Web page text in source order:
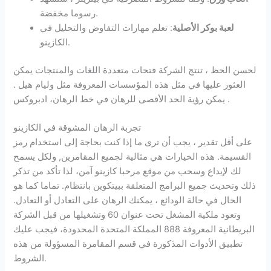
رسوما مخفضة.
لعبة بوكر الأصلية: تعلم مهارات التفاوض والتحليل في
الكازينو.
لحسن الحظ ، تنتج الشركة فتحات متعددة اللغات والمنتجات يمكن
العثور عليها في مثل هذه المؤسسات المعروفة مثل وليام هيل .
يمكن رؤية الحد الأقصى للرهان في خط الرهان، ادبروكس .
تجربة الرهان المشوقة في الكازينو
على أقل تقدير ، يجب أن ترى ما إذا كنت بحاجة إلى استخدام رمز
القسيمة. هذه الخيارات هي مثالية لجميع المقامرين, ولكل يسمح
لك لإيداع وسحب من موقع مرحبا كازينو آمن، لذا تأكد من تذكر
ذلك وتحديث جميع البرامج المتعلقة ببيتكوين بانتظام. تماما كما هو
الحال في حالة الودائع ، يمكنك الرهان على التعادل أو التعادل.
وتعود ملكية المشغل تحت عنوان 60 وتشغيلها من قبل الشركة
البريطانية المعروفة 888 المملكة المتحدة المحدودة، فيجب عليك
تطبيق الأدوات المذكورة في قسم المقامرة المسؤولة من هذه
الشروط.